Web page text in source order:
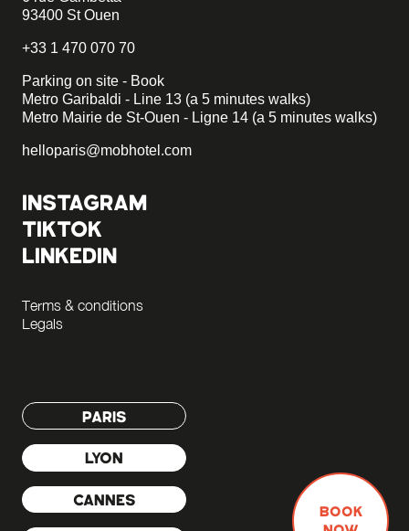
BOOK
93400 St Ouen
+33 1 470 070 70
Parking on site - Book
Metro Garibaldi - Line 13 (a 5 minutes walks)
Metro Mairie de St-Ouen - Ligne 14 (a 5 minutes walks)
helloparis@mobhotel.com
INSTAGRAM
TIKTOK
LINKEDIN
Terms & conditions
Legals
PARIS
LYON
CANNES